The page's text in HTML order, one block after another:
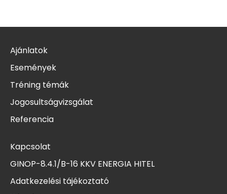
Ajánlatok
Események
Tréning témák
Jogosultságvizsgálat
Referencia
Kapcsolat
GINOP-8.4.1/B-16 KKV ENERGIA HITEL
Adatkezelési tájékoztató